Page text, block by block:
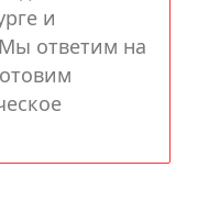
и
ответим на